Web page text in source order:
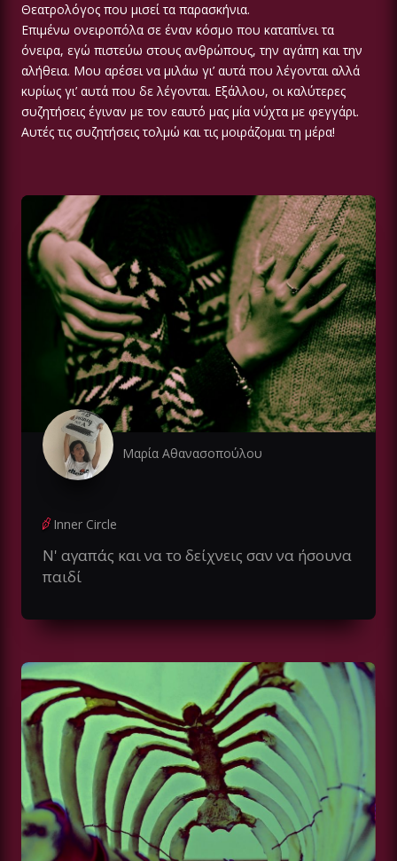
Θεατρολόγος που μισεί τα παρασκήνια.
Επιμένω ονειροπόλα σε έναν κόσμο που καταπίνει τα
όνειρα, εγώ πιστεύω στους ανθρώπους, την αγάπη και την
αλήθεια. Μου αρέσει να μιλάω γι’ αυτά που λέγονται αλλά
κυρίως γι’ αυτά που δε λέγονται. Εξάλλου, οι καλύτερες
συζητήσεις έγιναν με τον εαυτό μας μία νύχτα με φεγγάρι.
Αυτές τις συζητήσεις τολμώ και τις μοιράζομαι τη μέρα!
Μαρία Αθανασοπούλου
Inner Circle
Ν' αγαπάς και να το δείχνεις σαν να ήσουνα
παιδί